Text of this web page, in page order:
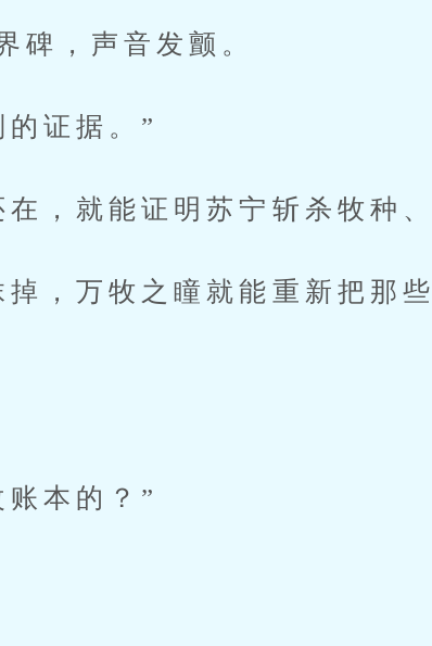
，声音发颤。
证据。”
，就能证明苏宁斩杀牧种
，万牧之瞳就能重新把那
本的？”